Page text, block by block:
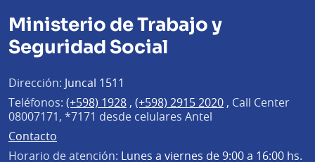
Ministerio de Trabajo y
Seguridad Social
Dirección: Juncal 1511
Teléfonos: (+598) 1928 , (+598) 2915 2020 , Call Center
08007171, *7171 desde celulares Antel
Contacto
Horario de atención: Lunes a viernes de 9:00 a 16:00 hs.